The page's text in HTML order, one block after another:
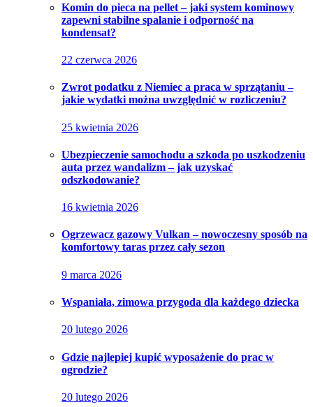
Komin do pieca na pellet – jaki system kominowy
zapewni stabilne spalanie i odporność na
kondensat?
22 czerwca 2026
Zwrot podatku z Niemiec a praca w sprzątaniu –
jakie wydatki można uwzględnić w rozliczeniu?
25 kwietnia 2026
Ubezpieczenie samochodu a szkoda po uszkodzeniu
auta przez wandalizm – jak uzyskać
odszkodowanie?
16 kwietnia 2026
Ogrzewacz gazowy Vulkan – nowoczesny sposób na
komfortowy taras przez cały sezon
9 marca 2026
Wspaniała, zimowa przygoda dla każdego dziecka
20 lutego 2026
Gdzie najlepiej kupić wyposażenie do prac w
ogrodzie?
20 lutego 2026